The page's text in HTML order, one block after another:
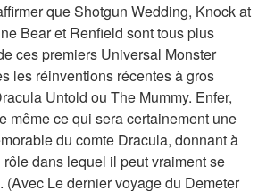
que Shotgun Wedding, Knock at
Bear et Renfield sont tous plus
ces premiers Universal Monster
les réinventions récentes à gros
Untold ou The Mummy. Enfer,
même ce qui sera certainement une
du comte Dracula, donnant à
dans lequel il peut vraiment se
(Avec Le dernier voyage du Demeter